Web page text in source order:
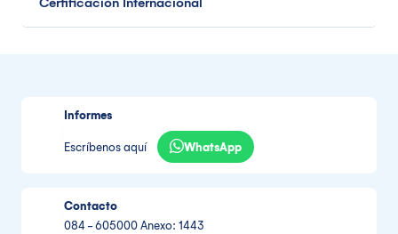
Informes
Escríbenos aquí WhatsApp
Contacto
084 - 605000 Anexo: 1443